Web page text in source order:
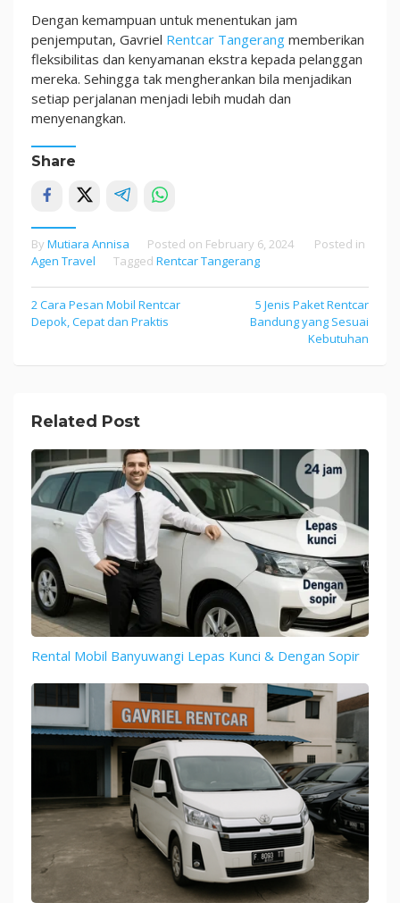
Dengan kemampuan untuk menentukan jam
penjemputan, Gavriel Rentcar Tangerang memberikan
fleksibilitas dan kenyamanan ekstra kepada pelanggan
mereka. Sehingga tak mengherankan bila menjadikan
setiap perjalanan menjadi lebih mudah dan
menyenangkan.
Share
By Mutiara Annisa Posted on February 6, 2024
Posted in
Agen Travel
Tagged Rentcar Tangerang
Post
navigation
2 Cara Pesan Mobil Rentcar
Depok, Cepat dan Praktis
5 Jenis Paket Rentcar
Bandung yang Sesuai
Kebutuhan
Related Post
Rental Mobil Banyuwangi Lepas Kunci & Dengan Sopir